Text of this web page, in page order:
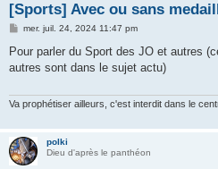
[Sports] Avec ou sans
M
s
a
mer. juil. 24, 2024 11:47 pm
Pour parler du Sport des JO et autres
autres sont dans le sujet actu)
Va prophétiser ailleurs, c'est interdit dans le
polki
Dieu d'après le panthéon